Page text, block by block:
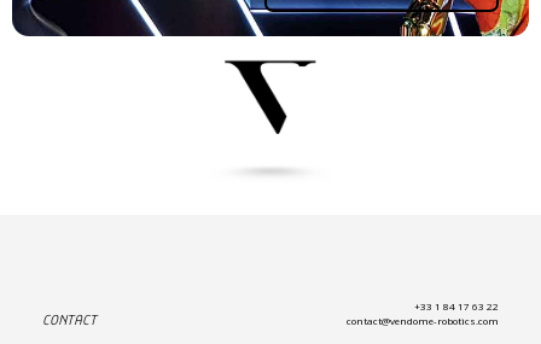
CONTACT
+33 1 84 17 63 22
contact@vendome-robotics.com